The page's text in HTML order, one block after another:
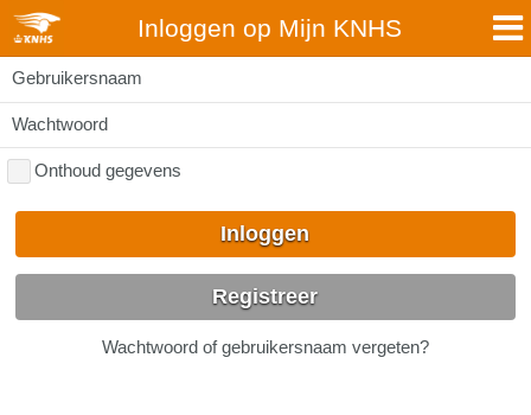
Inloggen op Mijn KNHS
Gebruikersnaam
Wachtwoord
Onthoud gegevens
Inloggen
Registreer
Wachtwoord of gebruikersnaam vergeten?